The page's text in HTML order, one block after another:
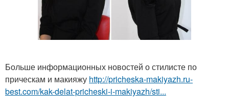
Больше информационных новостей о стилисте по
прическам и макияжу http://pricheska-makiyazh.ru-
best.com/kak-delat-pricheski-i-makiyazh/sti...